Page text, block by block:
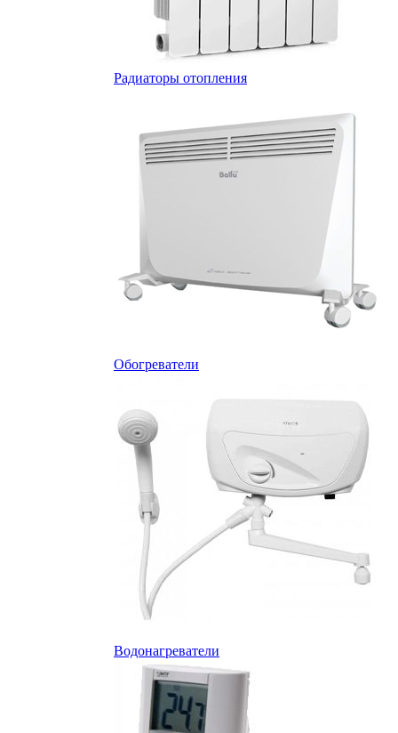
Радиаторы отопления
Обогреватели
Водонагреватели